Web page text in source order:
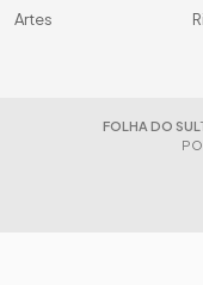
Artes
FOLHA DO SUL